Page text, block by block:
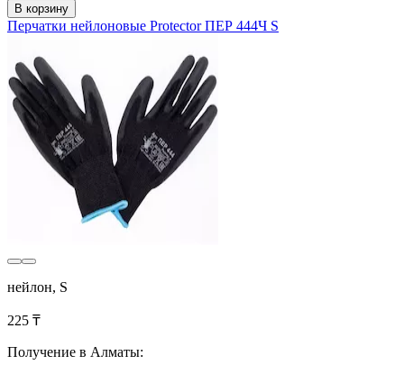
В корзину
Перчатки нейлоновые Protector ПЕР 444Ч S
нейлон, S
225 ₸
Получение в Алматы: